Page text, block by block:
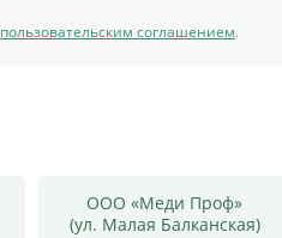
пользовательским соглашением.
ООО «Меди Проф»
(ул. Малая Балканская)